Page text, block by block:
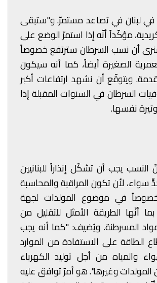
لبنان في تصاعد مستمرّ. و"ستبقى
مؤكّداً أنّه إذا استمرّ الوضع على
أن نسب السرطان سترتفع خصوصاً
الصغيرة أيضاً، كما أنه سيكون
ويتوقّع أن نشهد ارتفاعات أكبر
السرطان في السنوات المقبلة إذا
نفسها.
النسب يجب أن تشكّل إنذاراً للبنانيين
سواء، لأن تكون المراقبة والمحاسبة
خصوصاً في موضوع المولدات لجهة
بما أنّها الطريقة الأمثل للتقليل من
المسرطنة. ويُضيف: "كما أنه يجب
الطاقة على الاستفادة من الموارد
والمياه من أجل توليد الكهرباء
المولدات وغيرها". هو أمرٌ توافق عليه